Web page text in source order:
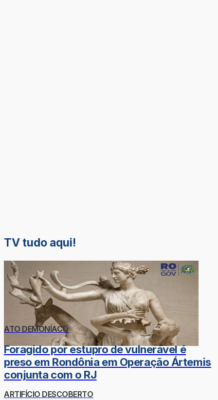
TV tudo aqui!
ATO DEMONÍACO
Foragido por estupro de vulnerável é
preso em Rondônia em Operação Ártemis
conjunta com o RJ
ARTIFÍCIO DESCOBERTO